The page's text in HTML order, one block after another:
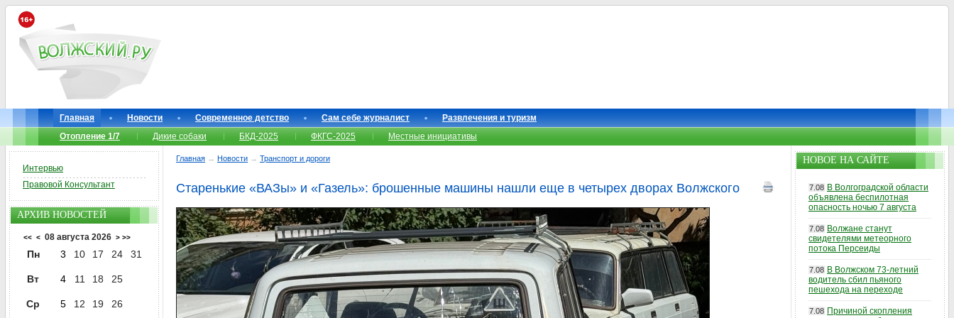
Главная Новости Современное детство Сам себе журналист
Развлечения и туризм
Отопление 1/7
Дикие собаки БКД-2025 ФКГС-2025 Местные инициативы
Главная → Новости → Транспорт и дороги
Старенькие «ВАЗы» и «Газель»: брошенные машины нашли еще в четырех дворах Волжского
Интервью
Правовой Консультант
АРХИВ НОВОСТЕЙ
<< < 08 августа 2026 > >>
Пн 3 10 17 24 31
Вт 4 11 18 25
Ср 5 12 19 26
НОВОЕ НА САЙТЕ
7.08 В Волгоградской области
объявлена беспилотная
опасность ночью 7 августа
7.08 Волжане станут
свидетелями метеорного
потока Персеиды
7.08 В Волжском 73-летний
водитель сбил пьяного
пешехода на переходе
7.08 Причиной скопления